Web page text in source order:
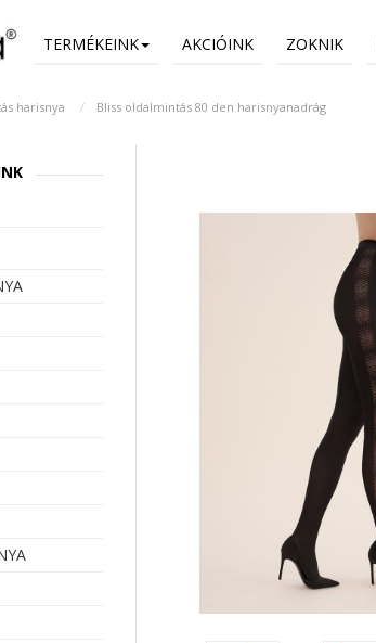
TERMÉKEINK AKCIÓINK ZOKNIK
harisnya Bliss oldalmintás 80 den harisnyanadrág